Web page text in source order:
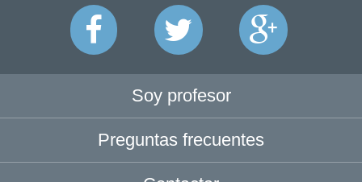
Soy profesor
Preguntas frecuentes